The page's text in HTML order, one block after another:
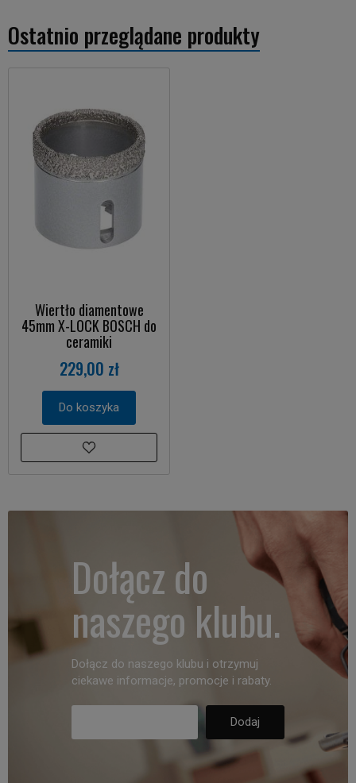
Ostatnio przeglądane produkty
Wiertło diamentowe
45mm X-LOCK BOSCH do
ceramiki
229,00 zł
Do koszyka
Dołącz do
naszego klubu.
Dołącz do naszego klubu i otrzymuj
ciekawe informacje, promocje i rabaty.